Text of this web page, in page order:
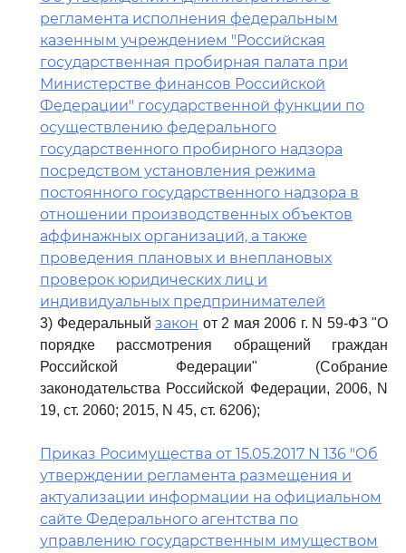
регламента исполнения федеральным
казенным учреждением "Российская
государственная пробирная палата при
Министерстве финансов Российской
Федерации" государственной функции по
осуществлению федерального
государственного пробирного надзора
посредством установления режима
постоянного государственного надзора в
отношении производственных объектов
аффинажных организаций, а также
проведения плановых и внеплановых
проверок юридических лиц и
индивидуальных предпринимателей
3) Федеральный закон от 2 мая 2006 г. N 59-ФЗ "О
порядке рассмотрения обращений граждан
Российской Федерации" (Собрание
законодательства Российской Федерации, 2006, N
19, ст. 2060; 2015, N 45, ст. 6206);
Приказ Росимущества от 15.05.2017 N 136 "Об
утверждении регламента размещения и
актуализации информации на официальном
сайте Федерального агентства по
управлению государственным имуществом